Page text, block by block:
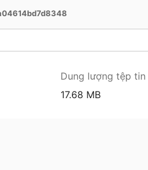
Dung lượng tệp tin
17.68 MB